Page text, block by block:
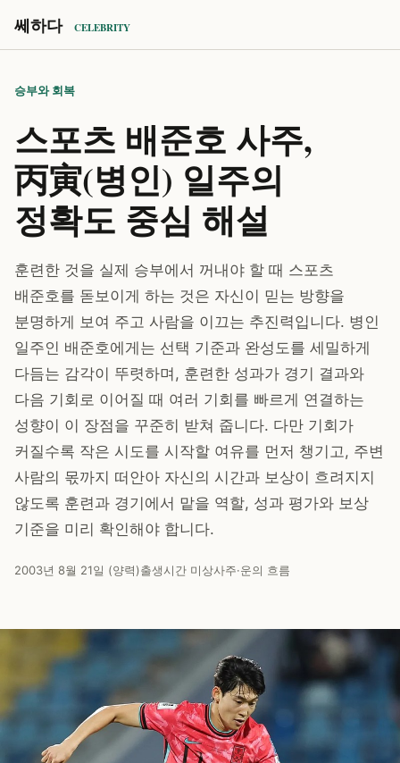
쎄하다 CELEBRITY
승부와 회복
스포츠 배준호 사주,
丙寅(병인) 일주의
정확도 중심 해설
훈련한 것을 실제 승부에서 꺼내야 할 때 스포츠
배준호를 돋보이게 하는 것은 자신이 믿는 방향을
분명하게 보여 주고 사람을 이끄는 추진력입니다. 병인
일주인 배준호에게는 선택 기준과 완성도를 세밀하게
다듬는 감각이 뚜렷하며, 훈련한 성과가 경기 결과와
다음 기회로 이어질 때 여러 기회를 빠르게 연결하는
성향이 이 장점을 꾸준히 받쳐 줍니다. 다만 기회가
커질수록 작은 시도를 시작할 여유를 먼저 챙기고, 주변
사람의 몫까지 떠안아 자신의 시간과 보상이 흐려지지
않도록 훈련과 경기에서 맡을 역할, 성과 평가와 보상
기준을 미리 확인해야 합니다.
2003년 8월 21일 (양력)출생시간 미상사주·운의 흐름